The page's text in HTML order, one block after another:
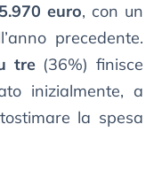
euro, con un
precedente.
tre(36%) finisce
inizialmente, a
la spesa